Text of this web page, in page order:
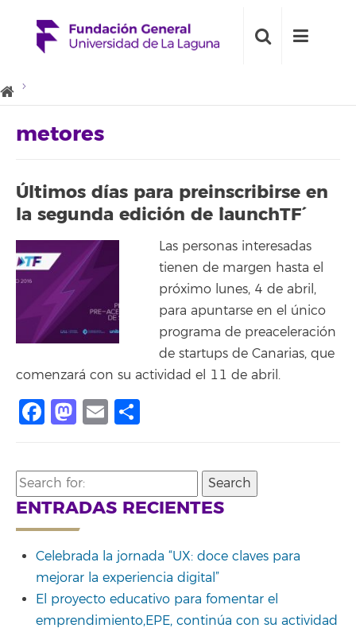
metores
Últimos días para preinscribirse en
la segunda edición de `launchTF´
Las personas interesadas
tienen de margen hasta el
próximo lunes, 4 de abril,
para apuntarse en el único
programa de preaceleración
de startups de Canarias, que
comenzará con su actividad el 11 de abril.
Facebook
Mastodon
Email
Search
for:
ENTRADAS RECIENTES
Celebrada la jornada “UX: doce claves para
mejorar la experiencia digital”
El proyecto educativo para fomentar el
emprendimiento,EPE, continúa con su actividad